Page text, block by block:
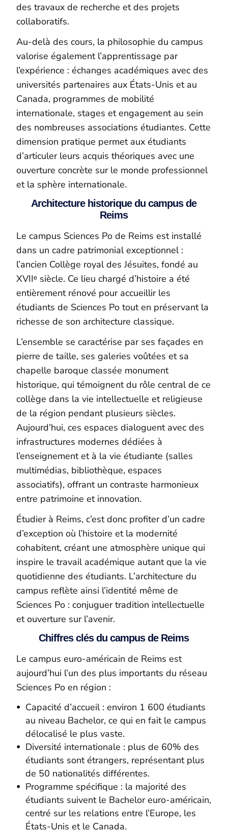
des travaux de recherche et des projets
collaboratifs.
Au-delà des cours, la philosophie du campus
valorise également l’apprentissage par
l’expérience : échanges académiques avec des
universités partenaires aux États-Unis et au
Canada, programmes de mobilité
internationale, stages et engagement au sein
des nombreuses associations étudiantes. Cette
dimension pratique permet aux étudiants
d’articuler leurs acquis théoriques avec une
ouverture concrète sur le monde professionnel
et la sphère internationale.
Architecture historique du campus de
Reims
Le campus Sciences Po de Reims est installé
dans un cadre patrimonial exceptionnel :
l’ancien Collège royal des Jésuites, fondé au
XVIIᵉ siècle. Ce lieu chargé d’histoire a été
entièrement rénové pour accueillir les
étudiants de Sciences Po tout en préservant la
richesse de son architecture classique.
L’ensemble se caractérise par ses façades en
pierre de taille, ses galeries voûtées et sa
chapelle baroque classée monument
historique, qui témoignent du rôle central de ce
collège dans la vie intellectuelle et religieuse
de la région pendant plusieurs siècles.
Aujourd’hui, ces espaces dialoguent avec des
infrastructures modernes dédiées à
l’enseignement et à la vie étudiante (salles
multimédias, bibliothèque, espaces
associatifs), offrant un contraste harmonieux
entre patrimoine et innovation.
Étudier à Reims, c’est donc profiter d’un cadre
d’exception où l’histoire et la modernité
cohabitent, créant une atmosphère unique qui
inspire le travail académique autant que la vie
quotidienne des étudiants. L’architecture du
campus reflète ainsi l’identité même de
Sciences Po : conjuguer tradition intellectuelle
et ouverture sur l’avenir.
Chiffres clés du campus de Reims
Le campus euro-américain de Reims est
aujourd’hui l’un des plus importants du réseau
Sciences Po en région :
Capacité d’accueil : environ 1 600 étudiants
au niveau Bachelor, ce qui en fait le campus
délocalisé le plus vaste.
Diversité internationale : plus de 60% des
étudiants sont étrangers, représentant plus
de 50 nationalités différentes.
Programme spécifique : la majorité des
étudiants suivent le Bachelor euro-américain,
centré sur les relations entre l’Europe, les
États-Unis et le Canada.